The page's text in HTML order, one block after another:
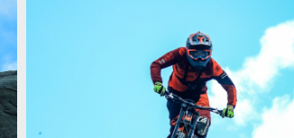
Video: Matěj Charvát - Volcano mission: Mount BROMO